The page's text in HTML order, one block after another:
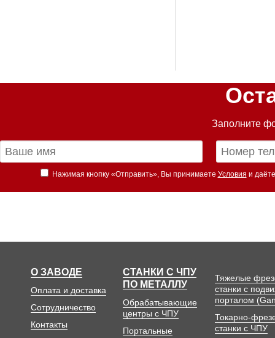
Заполните
Нажимая кнопку «Отправить», Вы принимаете Условия и
О ЗАВОДЕ
Оплата и доставка
Сотрудничество
Контакты
СТАНКИ С ЧПУ
ПО МЕТАЛЛУ
Обрабатывающие
центры с ЧПУ
Портальные
Тяжелые
станки с
порталом
Токарно-
станки с ЧПУ